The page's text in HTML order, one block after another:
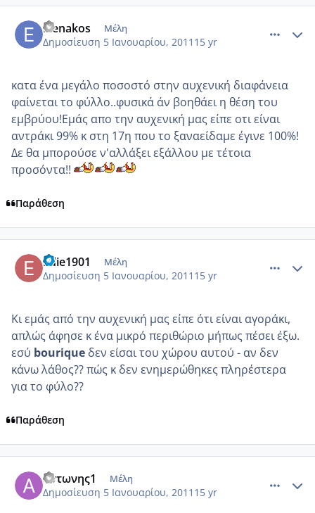
Elenakos Μέλη
Δημοσίευση 5 Ιανουαρίου, 2011 15 yr
κατα ένα μεγάλο ποσοστό στην αυχενική διαφάνεια
φαίνεται το φύλλο..φυσικά άν βοηθάει η θέση του
εμβρύου!Εμάς απο την αυχενική μας είπε οτι είναι
αντράκι 99% κ στη 17η που το ξαναείδαμε έγινε 100%!
Δε θα μπορούσε ν'αλλάξει εξάλλου με τέτοια
προσόντα!!
Παράθεση
Edie1901 Μέλη
Δημοσίευση 5 Ιανουαρίου, 2011 15 yr
Κι εμάς από την αυχενική μας είπε ότι είναι αγοράκι,
απλώς άφησε κ ένα μικρό περιθώριο μήπως πέσει έξω.
εσύ bourique δεν είσαι του χώρου αυτού - αν δεν
κάνω λάθος?? πώς κ δεν ενημερώθηκες πληρέστερα
για το φύλο??
Παράθεση
αντωνης1 Μέλη
Δημοσίευση 5 Ιανουαρίου, 2011 15 yr